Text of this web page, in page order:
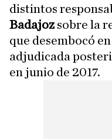
distintos
Badajozsobre la
que desembocó
adjudicada
en junio de 2017.